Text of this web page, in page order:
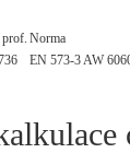
Norma
EN 573-3 AW